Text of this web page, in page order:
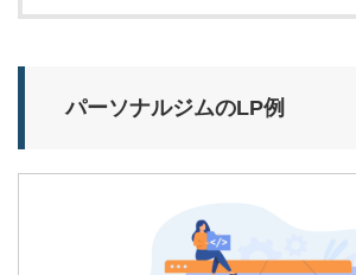
パーソナルジムのLP例